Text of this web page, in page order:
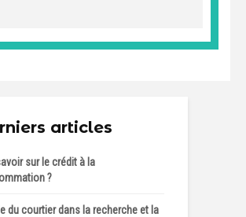
articles
sur le crédit à la
?
du courtier dans la recherche et la